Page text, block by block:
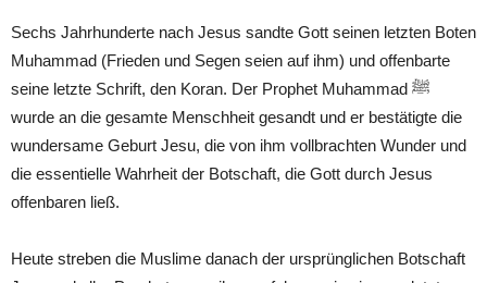
Sechs Jahrhunderte nach Jesus sandte Gott seinen letzten Boten
Muhammad (Frieden und Segen seien auf ihm) und offenbarte
seine letzte Schrift, den Koran. Der Prophet Muhammad ﷺ
wurde an die gesamte Menschheit gesandt und er bestätigte die
wundersame Geburt Jesu, die von ihm vollbrachten Wunder und
die essentielle Wahrheit der Botschaft, die Gott durch Jesus
offenbaren ließ.
Heute streben die Muslime danach der ursprünglichen Botschaft